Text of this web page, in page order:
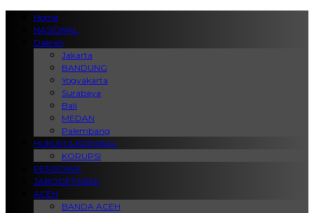
Home
NASIONAL
Daerah
Jakarta
BANDUNG
Yogyakarta
Surabaya
Bali
MEDAN
Palembang
HUKUM & KRIMINAL
KORUPSI
PERISTIWA
JABODETABEK
ACEH
BANDA ACEH